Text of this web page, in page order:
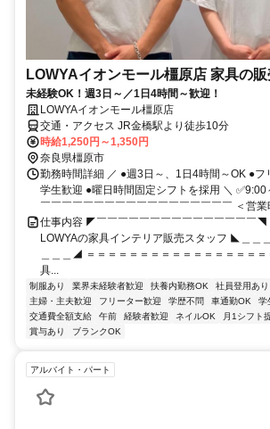
LOWYAイオンモール橿原店 家具の
未経験OK！週3日～／1日4時間～歓迎！
LOWYAイオンモール橿原店
交通・アクセス JR金橋駅より徒歩10分
時給1,250円～1,350円
奈良県橿原市
勤務時間詳細 ／ ●週3日～、1日4時間～OK ●フ
学生歓迎 ●曜日時間固定シフトを採用 ＼
￣￣￣￣￣￣￣￣￣￣￣￣￣￣￣￣￣￣ ＜営業
仕事内容 ◤￣￣￣￣￣￣￣￣￣￣￣￣￣￣￣◥
LOWYAの家具インテリア販売スタッフ ◣＿＿
＿＿＿◢ ＝＝＝＝＝＝＝＝＝＝＝＝＝＝＝＝＝
具...
制服あり 業界未経験者歓迎 扶養内勤務OK 社員登用あり
主婦・主夫歓迎
フリーター歓迎 学歴不問 車通勤OK 学
交通費全額支給
午前 経験者歓迎 ネイルOK 月1シフト
賞与あり
ブランクOK
アルバイト・パート